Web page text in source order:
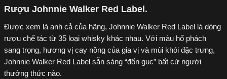
Rượu Johnnie Walker Red Label.
Được xem là anh cả của hãng, Johnnie Walker Red Label là dòng
rượu chế tác từ 35 loại whisky khác nhau. Với màu hổ phách
sang trọng, hương vị cay nồng của gia vị và mùi khói đặc trưng,
Johnnie Walker Red Label sẵn sàng “đốn gục” bất cứ người
thưởng thức nào.